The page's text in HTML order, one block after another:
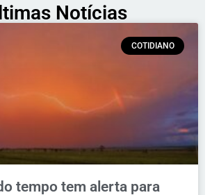
Notícias
COTIDIANO
tempo tem alerta para